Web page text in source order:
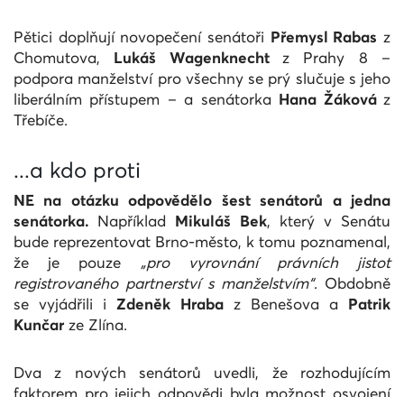
Pětici doplňují novopečení senátoři Přemysl Rabas z
Chomutova, Lukáš Wagenknechtz Prahy 8 –
podpora manželství pro všechny se prý slučuje s jeho
liberálním přístupem – a senátorka Hana Žákováz
Třebíče.
...a kdo proti
NE na otázku odpovědělo šest senátorů a jedna
senátorka. Například Mikuláš Bek, který v Senátu
bude reprezentovat Brno-město, k tomu poznamenal,
že je pouze „pro vyrovnání právních jistot
registrovaného partnerství s manželstvím“. Obdobně
se vyjádřili iZdeněk Hrabaz Benešova a Patrik
Kunčar ze Zlína.
Dva z nových senátorů uvedli, že rozhodujícím